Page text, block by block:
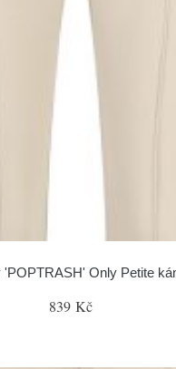
'POPTRASH' Only Petite
839 Kč